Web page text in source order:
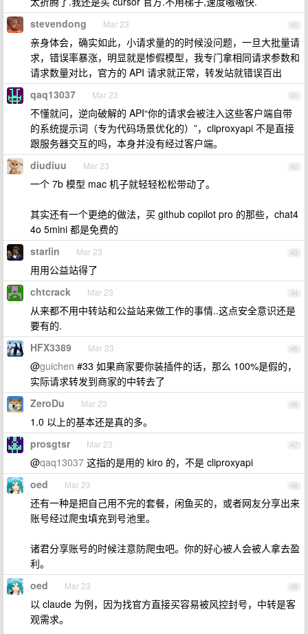
40
stevendong Mar 23
亲身体会，确实如此，小请求量的的时候没问题，一旦大批量请
求，错误率暴涨，明显就是惨假模型，我专门拿相同请求参数和
请求数量对比，官方的 API 请求就正常，转发站就错误百出
41
qaq13037 Mar 23
不懂就问，逆向破解的 API“你的请求会被注入这些客户端自带
的系统提示词（专为代码场景优化的）”，cliproxyapi 不是直接
跟服务器交互的吗，本身并没有经过客户端。
42
diudiuu Mar 23
一个 7b 模型 mac 机子就轻轻松松带动了。
其实还有一个更绝的做法，买 github copilot pro 的那些，chat4
4o 5mini 都是免费的
43
starlin Mar 23
用用公益站得了
44
chtcrack Mar 23
从来都不用中转站和公益站来做工作的事情..这点安全意识还是
要有的.
45
HFX3389 Mar 23
@guichen #33 如果商家要你装插件的话，那么 100%是假的，
实际请求转发到商家的中转去了
46
ZeroDu Mar 23
1.0 以上的基本还是真的多。
47
prosgtsr Mar 23
@qaq13037 这指的是用的 kiro 的，不是 cliproxyapi
48
oed Mar 23
还有一种是把自己用不完的套餐，闲鱼买的，或者网友分享出来
账号经过爬虫填充到号池里。
诸君分享账号的时候注意防爬虫吧。你的好心被人会被人拿去盈
利。
49
oed Mar 23
以 claude 为例，因为找官方直接买容易被风控封号，中转是客
观需求。